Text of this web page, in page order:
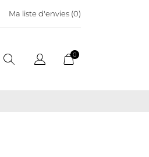
Ma liste d'envies (0)
0